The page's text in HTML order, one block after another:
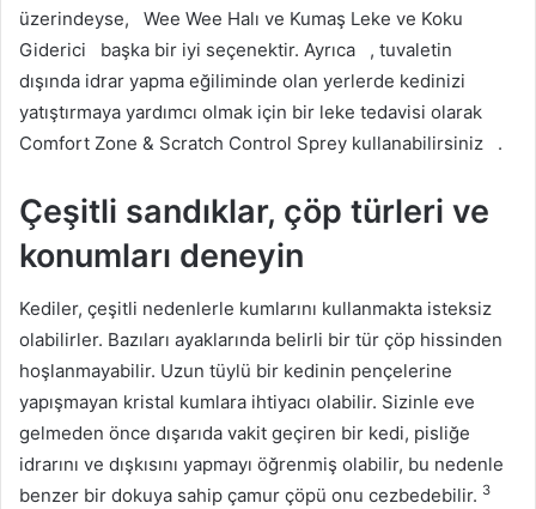
üzerindeyse, Wee Wee Halı ve Kumaş Leke ve Koku
Giderici
başka bir iyi seçenektir. Ayrıca
, tuvaletin
dışında idrar yapma eğiliminde olan yerlerde kedinizi
yatıştırmaya yardımcı olmak için bir leke tedavisi olarak
Comfort Zone & Scratch Control Sprey kullanabilirsiniz .
Çeşitli sandıklar, çöp türleri ve
konumları deneyin
Kediler, çeşitli nedenlerle kumlarını kullanmakta isteksiz
olabilirler. Bazıları ayaklarında belirli bir tür çöp hissinden
hoşlanmayabilir. Uzun tüylü bir kedinin pençelerine
yapışmayan kristal kumlara ihtiyacı olabilir. Sizinle eve
gelmeden önce dışarıda vakit geçiren bir kedi, pisliğe
idrarını ve dışkısını yapmayı öğrenmiş olabilir, bu nedenle
benzer bir dokuya sahip çamur çöpü onu cezbedebilir. 3